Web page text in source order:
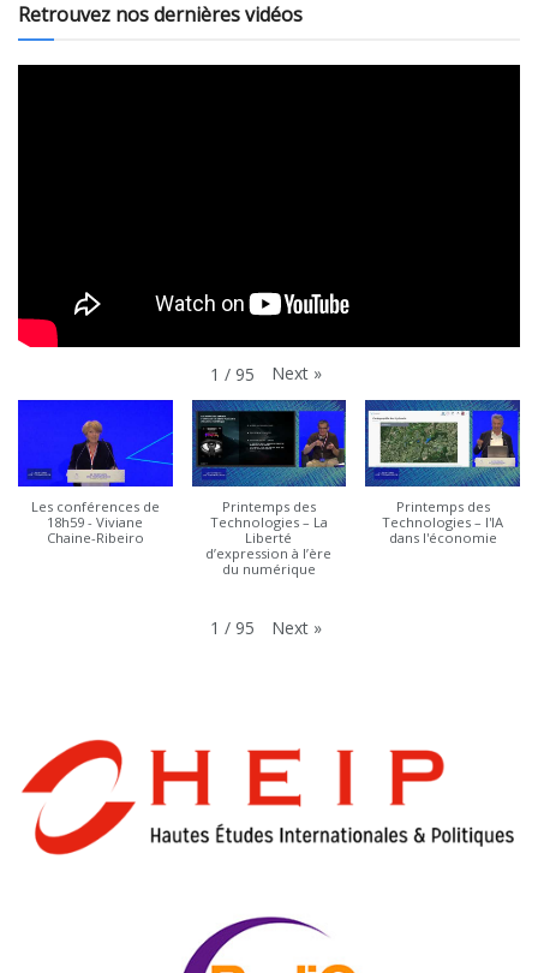
Retrouvez nos dernières vidéos
1 / 95 Next »
Les conférences de
18h59 - Viviane
Chaine-Ribeiro
Printemps des
Technologies – La
Liberté
d’expression à l’ère
du numérique
Printemps des
Technologies – l'IA
dans l'économie
1 / 95 Next »